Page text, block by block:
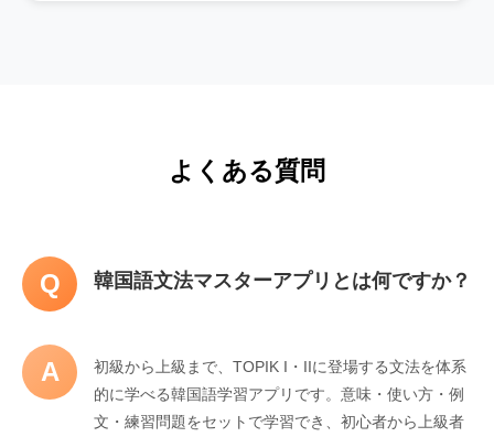
よくある質問
Q 韓国語文法マスターアプリとは何ですか？
A
初級から上級まで、TOPIK I・IIに登場する文法を体系
的に学べる韓国語学習アプリです。意味・使い方・例
文・練習問題をセットで学習でき、初心者から上級者